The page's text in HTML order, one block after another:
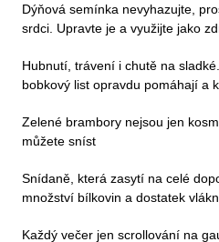
Dýňová semínka nevyhazujte,
srdci. Upravte je a využijte jako
Hubnutí, trávení i chutě na
bobkový list opravdu pomáhají a
Zelené brambory nejsou jen
můžete sníst
Snídaně, která zasytí na celé
množství bílkovin a dostatek
Každý večer jen scrollování na